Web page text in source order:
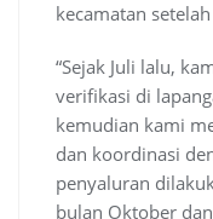
kecamatan
“Sejak Juli lalu,
verifikasi di
kemudian kami
dan koordinasi
penyaluran
bulan Oktober